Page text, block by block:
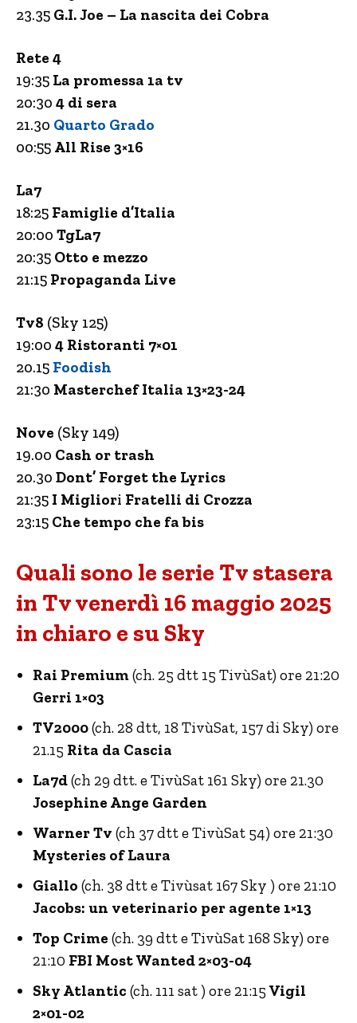
23.35 G.I. Joe – La nascita dei Cobra
Rete 4
19:35 La promessa 1a tv
20:30 4 di sera
21.30 Quarto Grado
00:55 All Rise 3×16
La7
18:25 Famiglie d’Italia
20:00 TgLa7
20:35 Otto e mezzo
21:15 Propaganda Live
Tv8 (Sky 125)
19:00 4 Ristoranti 7×01
20.15 Foodish
21:30 Masterchef Italia 13×23-24
Nove (Sky 149)
19.00 Cash or trash
20.30 Dont’ Forget the Lyrics
21:35 I Migliori Fratelli di Crozza
23:15 Che tempo che fa bis
Quali sono le serie Tv stasera
in Tv venerdì 16 maggio 2025
in chiaro e su Sky
Rai Premium(ch. 25 dtt 15 TivùSat) ore 21:20
Gerri 1×03
TV2000(ch. 28 dtt, 18 TivùSat, 157 di Sky) ore
21.15 Rita da Cascia
La7d(ch 29 dtt. e TivùSat 161 Sky) ore 21.30
Josephine Ange Garden
Warner Tv (ch 37 dtt e TivùSat 54) ore 21:30
Mysteries of Laura
Giallo (ch. 38 dtt e Tivùsat 167 Sky ) ore 21:10
Jacobs: un veterinario per agente 1×13
Top Crime (ch. 39 dtt e TivùSat 168 Sky) ore
21:10 FBI Most Wanted 2×03-04
Sky Atlantic (ch. 111 sat ) ore 21:15 Vigil
2×01-02